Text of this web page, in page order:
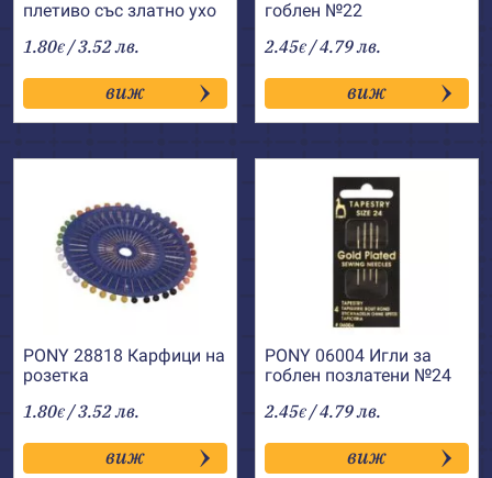
плетиво със златно ухо
1.80€ / 3.52 лв.
виж
гоблен №22
2.45€ / 4.79 лв.
виж
PONY 28818 Карфици на
розетка
1.80€ / 3.52 лв.
виж
PONY 06004 Игли за
гоблен позлатени №24
2.45€ / 4.79 лв.
виж